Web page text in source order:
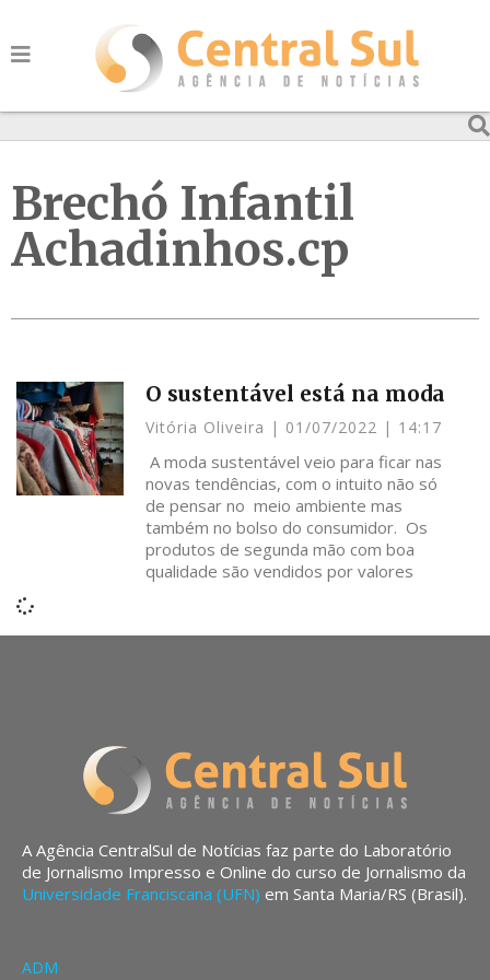
Brechó Infantil
Achadinhos.cp
O sustentável está na moda
Vitória Oliveira 01/07/2022 14:17
A moda sustentável veio para ficar nas
novas tendências, com o intuito não só
de pensar no meio ambiente mas
também no bolso do consumidor. Os
produtos de segunda mão com boa
qualidade são vendidos por valores
A Agência CentralSul de Notícias faz parte do Laboratório
de Jornalismo Impresso e Online do curso de Jornalismo da
Universidade Franciscana (UFN) em Santa Maria/RS (Brasil).
ADM